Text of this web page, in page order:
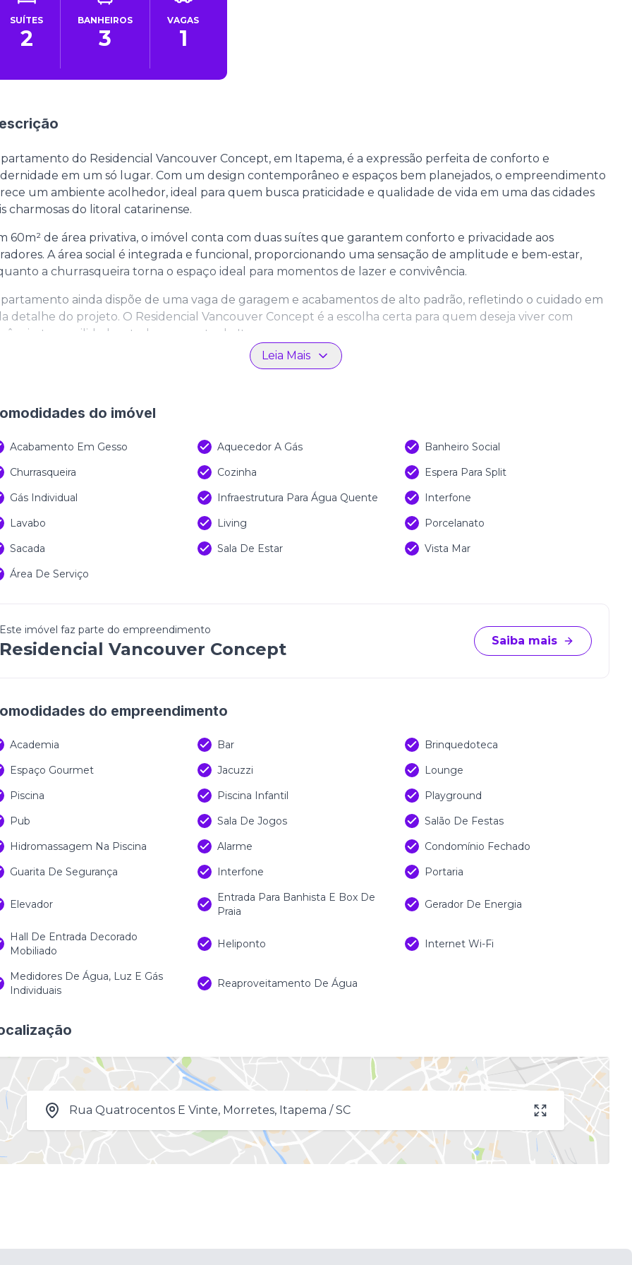
SUÍTES
2
BANHEIROS
3
VAGAS
1
do Residencial Vancouver Concept, em Itapema, é a expressão perfeita de conforto e
em um só lugar. Com um design contemporâneo e espaços bem planejados, o empreendimento
um ambiente acolhedor, ideal para quem busca praticidade e qualidade de vida em uma das cidades
charmosas do litoral catarinense.
60m² de área privativa, o imóvel conta com duas suítes que garantem conforto e privacidade aos
A área social é integrada e funcional, proporcionando uma sensação de amplitude e bem-estar,
a churrasqueira torna o espaço ideal para momentos de lazer e convivência.
ainda dispõe de uma vaga de garagem e acabamentos de alto padrão, refletindo o cuidado em
detalhe do projeto. O Residencial Vancouver Concept é a escolha certa para quem deseja viver com
tranquilidade e todo o encanto de Itapema.
Leia Mais
do imóvel
Acabamento Em Gesso Aquecedor A Gás
Banheiro Social
Churrasqueira
Cozinha
Espera Para Split
Gás Individual
Infraestrutura Para Água Quente
Interfone
Lavabo
Living
Porcelanato
Sacada
Sala De Estar
Vista Mar
Área De Serviço
Este imóvel faz parte do empreendimento
Residencial Vancouver Concept Saiba mais
do empreendimento
Academia Bar
Brinquedoteca
Espaço Gourmet
Jacuzzi
Lounge
Piscina
Piscina Infantil
Playground
Pub
Sala De Jogos
Salão De Festas
Hidromassagem Na Piscina
Alarme
Condomínio Fechado
Guarita De Segurança
Interfone Portaria
Elevador
Entrada Para Banhista E Box De
Praia
Gerador De Energia
Hall De Entrada Decorado
Mobiliado
Heliponto Internet Wi-Fi
Medidores De Água, Luz E Gás
Individuais
Reaproveitamento De Água
Rua Quatrocentos E Vinte, Morretes, Itapema / SC